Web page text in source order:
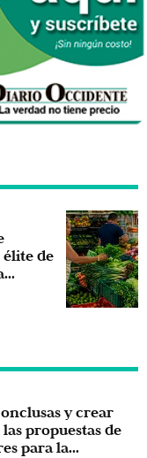
de
y crear
propuestas de
para la